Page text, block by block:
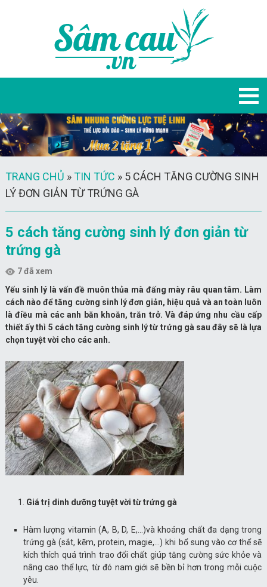
TRANG CHỦ »TIN TỨC » 5 CÁCH TĂNG CƯỜNG SINH
LÝ ĐƠN GIẢN TỪ TRỨNG GÀ
5 cách tăng cường sinh lý đơn giản từ
trứng gà
7 đã xem
Yếu sinh lý là vấn đề muôn thủa mà đấng mày râu quan tâm. Làm
cách nào để tăng cường sinh lý đơn giản, hiệu quả và an toàn luôn
là điều mà các anh băn khoăn, trăn trở. Và đáp ứng nhu cầu cấp
thiết ấy thì 5 cách tăng cường sinh lý từ trứng gà sau đây sẽ là lựa
chọn tuyệt vời cho các anh.
Giá trị dinh dưỡng tuyệt vời từ trứng gà
Hàm lượng vitamin (A, B, D, E,…)và khoáng chất đa dạng trong
trứng gà (sắt, kẽm, protein, magie,…) khi bổ sung vào cơ thể sẽ
kích thích quá trình trao đổi chất giúp tăng cường sức khỏe và
nâng cao thể lực, từ đó nam giới sẽ bền bỉ hơn trong mỗi cuộc
yêu.